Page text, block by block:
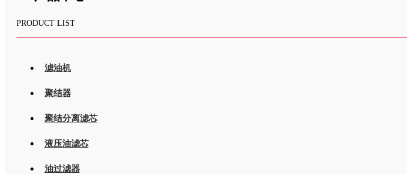
PRODUCT LIST
滤油机
聚结器
聚结分离滤芯
液压油滤芯
油过滤器